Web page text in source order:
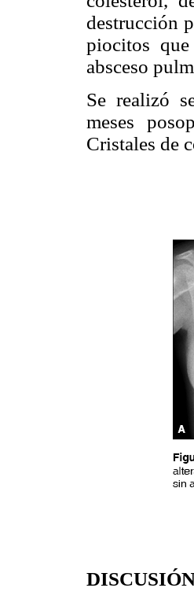
destrucción
piocitos
absceso
Se realizó
meses
Cristales de